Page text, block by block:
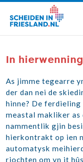
In
As jimme tegearre
der dan nei de
hinne? De
meastal makliker as
nammentlik gjin
hierkontrakt op ien
automatysk
rjochten om yn it